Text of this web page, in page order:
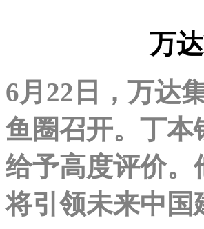
万
6月22日，万达
鱼圈召开。丁
给予高度评价
将引领未来中国